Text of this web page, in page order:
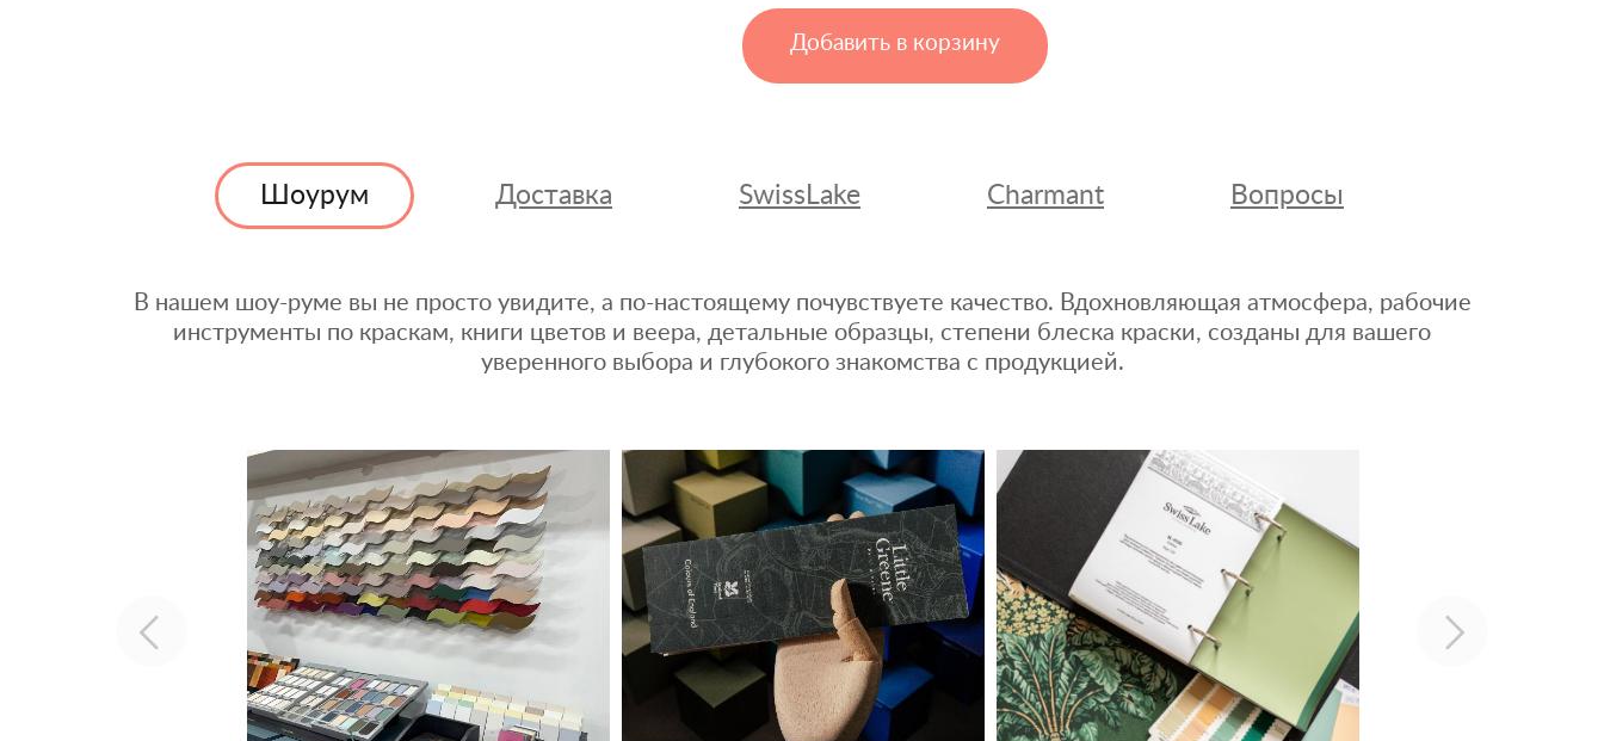
Добавить в корзину
Шоурум Доставка SwissLake Charmant Вопросы
В нашем шоу-руме вы не просто увидите, а по-настоящему почувствуете качество. Вдохновляющая атмосфера, рабочие
инструменты по краскам, книги цветов и веера, детальные образцы, степени блеска краски, созданы для вашего
уверенного выбора и глубокого знакомства с продукцией.